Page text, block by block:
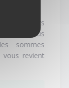
80€. Lors
vous
sommes
vous revient